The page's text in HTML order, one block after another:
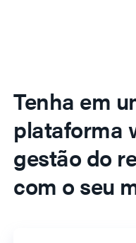
Tenha em
plataforma
gestão do
com o seu